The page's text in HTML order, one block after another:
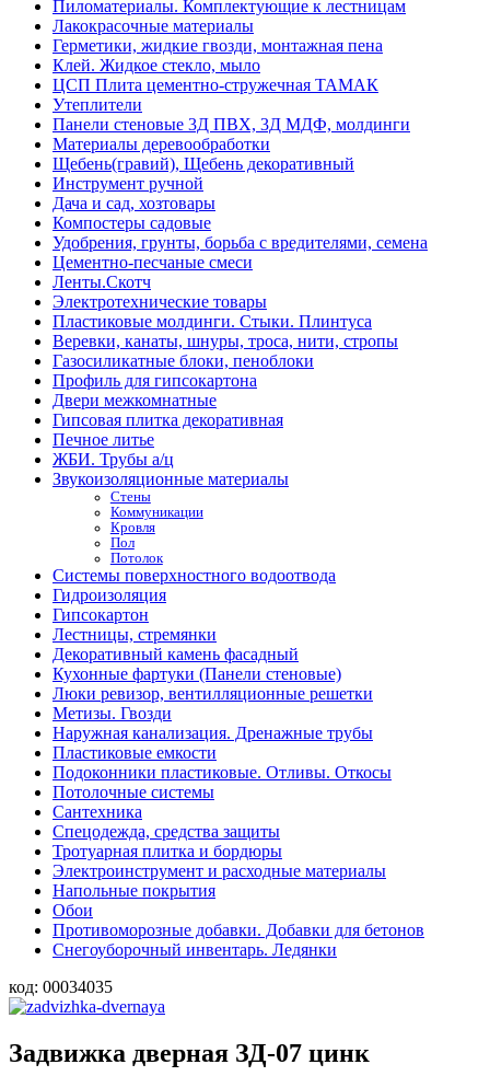
Пиломатериалы. Комплектующие к лестницам
Лакокрасочные материалы
Герметики, жидкие гвозди, монтажная пена
Клей. Жидкое стекло, мыло
ЦСП Плита цементно-стружечная ТАМАК
Утеплители
Панели стеновые 3Д ПВХ, 3Д МДФ, молдинги
Материалы деревообработки
Щебень(гравий), Щебень декоративный
Инструмент ручной
Дача и сад, хозтовары
Компостеры садовые
Удобрения, грунты, борьба с вредителями, семена
Цементно-песчаные смеси
Ленты.Скотч
Электротехнические товары
Пластиковые молдинги. Стыки. Плинтуса
Веревки, канаты, шнуры, троса, нити, стропы
Газосиликатные блоки, пеноблоки
Профиль для гипсокартона
Двери межкомнатные
Гипсовая плитка декоративная
Печное литье
ЖБИ. Трубы а/ц
Звукоизоляционные материалы
Стены
Коммуникации
Кровля
Пол
Потолок
Системы поверхностного водоотвода
Гидроизоляция
Гипсокартон
Лестницы, стремянки
Декоративный камень фасадный
Кухонные фартуки (Панели стеновые)
Люки ревизор, вентилляционные решетки
Метизы. Гвозди
Наружная канализация. Дренажные трубы
Пластиковые емкости
Подоконники пластиковые. Отливы. Откосы
Потолочные системы
Сантехника
Спецодежда, средства защиты
Тротуарная плитка и бордюры
Электроинструмент и расходные материалы
Напольные покрытия
Обои
Противоморозные добавки. Добавки для бетонов
Снегоуборочный инвентарь. Ледянки
код: 00034035
Задвижка дверная ЗД-07 цинк